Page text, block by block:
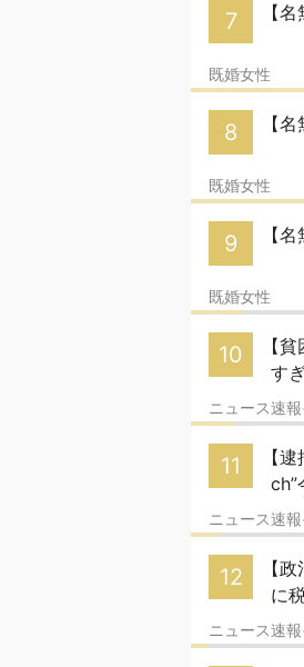
7 【
既婚女性
8 【
既婚女性
9 【
既婚女性
10
【
す
ニュース速
11
【
ニュース速
12
【
に
ニュース速